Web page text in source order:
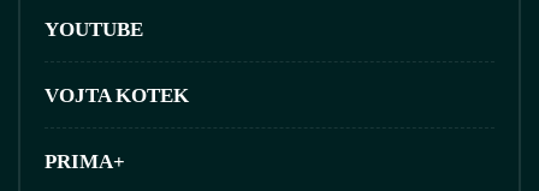
YOUTUBE
VOJTA KOTEK
PRIMA+